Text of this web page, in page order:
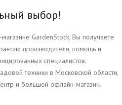
выбор!
GardenStock, Вы получаете
производителя, помощь и
специалистов.
техники в Московской области,
и большой офлайн-магазин.